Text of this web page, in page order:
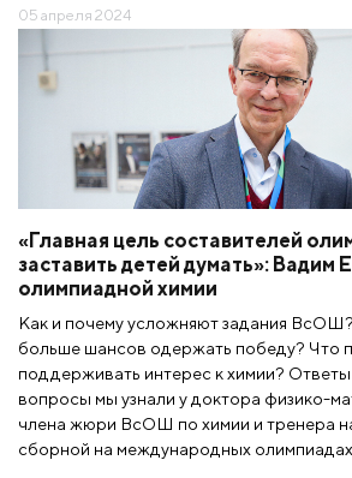
05 апреля 2024
«Главная цель составителей
заставить детей думать»: Вадим
олимпиадной химии
Как и почему усложняют задания
больше шансов одержать победу? Что
поддерживать интерес к химии? Ответы
вопросы мы узнали у доктора физико-
члена жюри ВсОШ по химии и тренера
сборной на международных